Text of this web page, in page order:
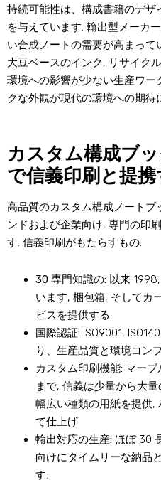
持続可能性は、構成書籍のデ
を与えています. 輸出型メーカ
い合成ノートの需要が高まって
大豆ベースのインク, リサイク
環境への影響が少ない生産ワー
クな外観が現代の環境への期待
カスタム構成ブ
で信義印刷と提
高品質のカスタム構成ノートブ
ンドおよび企業向け, 専門の印
す. 信義印刷がもたらすもの:
30 専門知識の: 以来
います, 梱包箱, そしてカ
ビスを提供する.
国際認証: ISO9001,
り、生産品質と環境コン
カスタム印刷機能: マーブ
まで, 信義は少量から大
幅広い種類の用紙を提供,
て仕上げ.
輸出対応の生産: ほぼ 30
向けにタイムリーな納品
す.